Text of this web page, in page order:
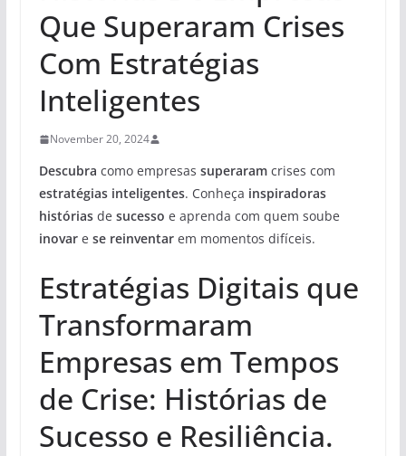
Que Superaram Crises
Com Estratégias
Inteligentes
November 20, 2024
Descubra como empresas superaramcrises com
estratégias inteligentes. Conheça inspiradoras
históriasde sucesso e aprenda com quem soube
inovare se reinventarem momentos difíceis.
Estratégias Digitais que
Transformaram
Empresas em Tempos
de Crise: Histórias de
Sucesso e Resiliência.